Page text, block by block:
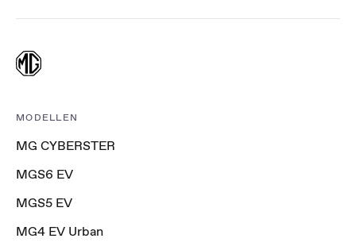
MODELLEN
MG CYBERSTER
MGS6 EV
MGS5 EV
MG4 EV Urban